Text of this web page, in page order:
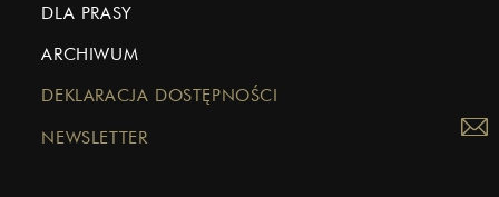
DLA PRASY
ARCHIWUM
DEKLARACJA DOSTĘPNOŚCI
NEWSLETTER